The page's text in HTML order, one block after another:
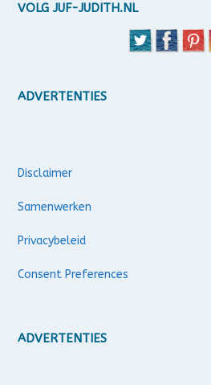
VOLG JUF-JUDITH.NL
ADVERTENTIES
Disclaimer
Samenwerken
Privacybeleid
Consent Preferences
ADVERTENTIES